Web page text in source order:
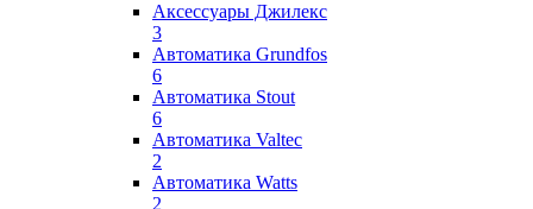
Аксессуары Джилекс
3
Автоматика Grundfos
6
Автоматика Stout
6
Автоматика Valtec
2
Автоматика Watts
2